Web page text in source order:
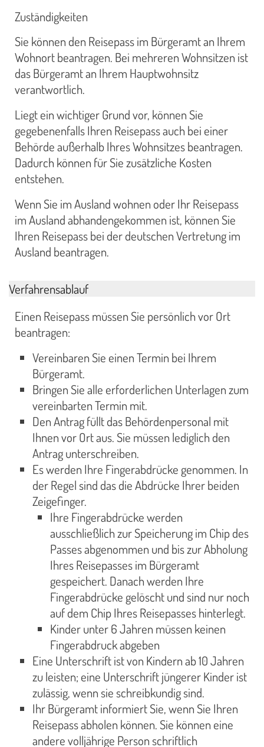
Zuständigkeiten
Sie können den Reisepass im Bürgeramt an Ihrem
Wohnort beantragen. Bei mehreren Wohnsitzen ist
das Bürgeramt an Ihrem Hauptwohnsitz
verantwortlich.
Liegt ein wichtiger Grund vor, können Sie
gegebenenfalls Ihren Reisepass auch bei einer
Behörde außerhalb Ihres Wohnsitzes beantragen.
Dadurch können für Sie zusätzliche Kosten
entstehen.
Wenn Sie im Ausland wohnen oder Ihr Reisepass
im Ausland abhandengekommen ist, können Sie
Ihren Reisepass bei der deutschen Vertretung im
Ausland beantragen.
Verfahrensablauf
Einen Reisepass müssen Sie persönlich vor Ort
beantragen:
Vereinbaren Sie einen Termin bei Ihrem
Bürgeramt.
Bringen Sie alle erforderlichen Unterlagen zum
vereinbarten Termin mit.
Den Antrag füllt das Behördenpersonal mit
Ihnen vor Ort aus. Sie müssen lediglich den
Antrag unterschreiben.
Es werden Ihre Fingerabdrücke genommen. In
der Regel sind das die Abdrücke Ihrer beiden
Zeigefinger.
Ihre Fingerabdrücke werden
ausschließlich zur Speicherung im Chip des
Passes abgenommen und bis zur Abholung
Ihres Reisepasses im Bürgeramt
gespeichert. Danach werden Ihre
Fingerabdrücke gelöscht und sind nur noch
auf dem Chip Ihres Reisepasses hinterlegt.
Kinder unter 6 Jahren müssen keinen
Fingerabdruck abgeben
Eine Unterschrift ist von Kindern ab 10 Jahren
zu leisten; eine Unterschrift jüngerer Kinder ist
zulässig, wenn sie schreibkundig sind.
Ihr Bürgeramt informiert Sie, wenn Sie Ihren
Reisepass abholen können. Sie können eine
andere volljährige Person schriftlich